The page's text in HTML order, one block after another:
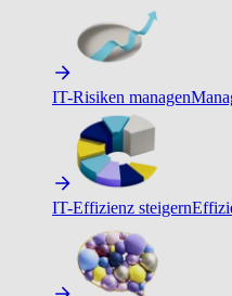
IT-Risiken managen
IT-Effizienz steigern